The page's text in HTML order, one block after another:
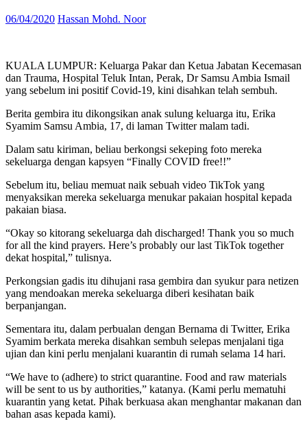
06/04/2020 Hassan Mohd. Noor
KUALA LUMPUR: Keluarga Pakar dan Ketua Jabatan Kecemasan
dan Trauma, Hospital Teluk Intan, Perak, Dr Samsu Ambia Ismail
yang sebelum ini positif Covid-19, kini disahkan telah sembuh.
Berita gembira itu dikongsikan anak sulung keluarga itu, Erika
Syamim Samsu Ambia, 17, di laman Twitter malam tadi.
Dalam satu kiriman, beliau berkongsi sekeping foto mereka
sekeluarga dengan kapsyen “Finally COVID free!!”
Sebelum itu, beliau memuat naik sebuah video TikTok yang
menyaksikan mereka sekeluarga menukar pakaian hospital kepada
pakaian biasa.
“Okay so kitorang sekeluarga dah discharged! Thank you so much
for all the kind prayers. Here’s probably our last TikTok together
dekat hospital,” tulisnya.
Perkongsian gadis itu dihujani rasa gembira dan syukur para netizen
yang mendoakan mereka sekeluarga diberi kesihatan baik
berpanjangan.
Sementara itu, dalam perbualan dengan Bernama di Twitter, Erika
Syamim berkata mereka disahkan sembuh selepas menjalani tiga
ujian dan kini perlu menjalani kuarantin di rumah selama 14 hari.
“We have to (adhere) to strict quarantine. Food and raw materials
will be sent to us by authorities,” katanya. (Kami perlu mematuhi
kuarantin yang ketat. Pihak berkuasa akan menghantar makanan dan
bahan asas kepada kami).